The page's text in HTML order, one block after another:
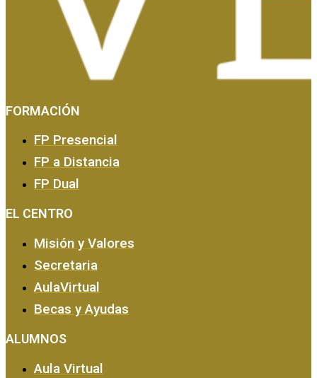
FORMACIÓN
FP Presencial
FP a Distancia
FP Dual
EL CENTRO
Misión y Valores
Secretaria
AulaVirtual
Becas y Ayudas
ALUMNOS
Aula Virtual